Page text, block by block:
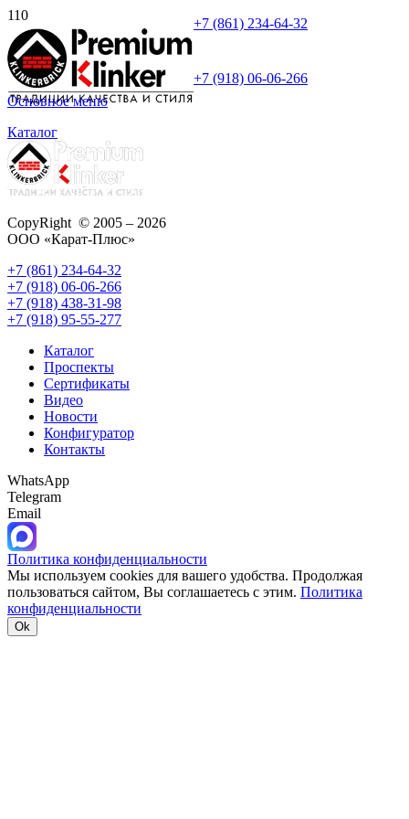
+7 (861) 234-64-32
+7 (918) 06-06-266
Основное меню
Каталог
CopyRight © 2005 – 2026
ООО «Карат-Плюс»
+7 (861) 234-64-32
+7 (918) 06-06-266
+7 (918) 438-31-98
+7 (918) 95-55-277
Каталог
Проспекты
Сертификаты
Видео
Новости
Конфигуратор
Контакты
WhatsApp
Telegram
Email
Политика конфиденциальности
Мы используем cookies для вашего удобства. Продолжая
пользоваться сайтом, Вы соглашаетесь с этим. Политика
конфиденциальности
Ok